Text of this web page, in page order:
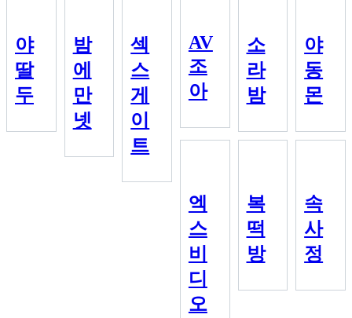
야
딸
두
밤
에
만
넷
섹
스
게
이
트
AV
조
아
소
라
밤
야
동
몬
엑
스
비
디
오
복
떡
방
속
사
정